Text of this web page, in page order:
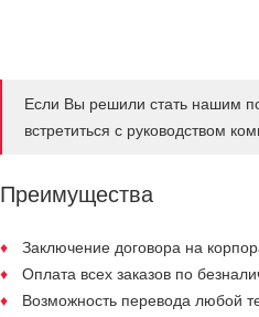
Если Вы решили стать нашим
встретиться с руководством
Преимущества
Заключение договора на
Оплата всех заказов по
Возможность перевода любой